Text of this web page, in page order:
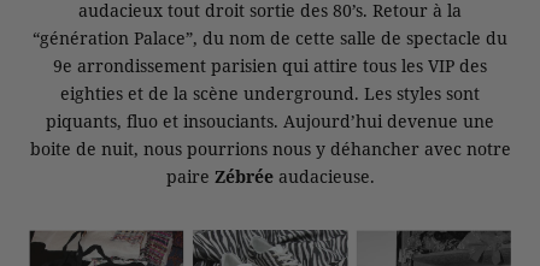
audacieux tout droit sortie des 80’s. Retour à la
“génération Palace”, du nom de cette salle de spectacle du
9e arrondissement parisien qui attire tous les VIP des
eighties et de la scène underground. Les styles sont
piquants, fluo et insouciants. Aujourd’hui devenue une
boite de nuit, nous pourrions nous y déhancher avec notre
paire Zébréeaudacieuse.